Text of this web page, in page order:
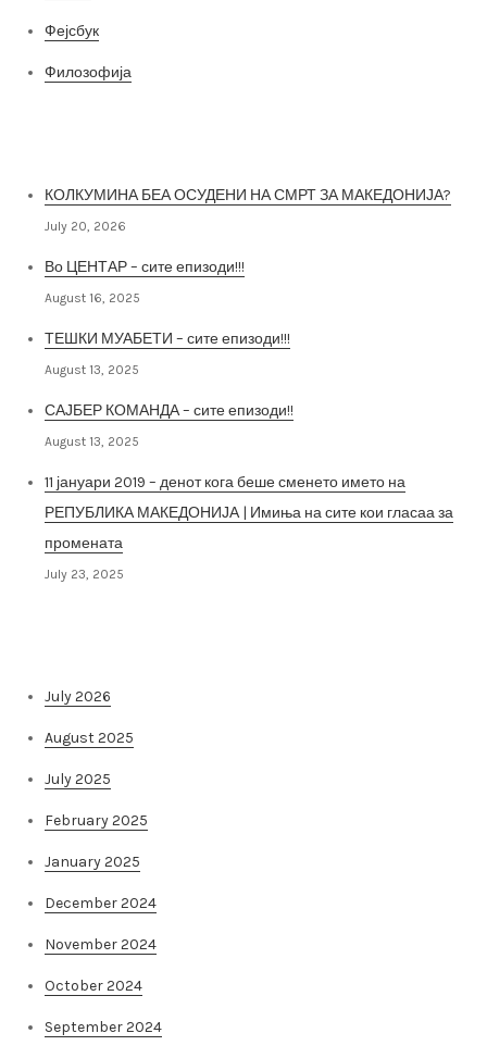
Фејсбук
Филозофија
КОЛКУМИНА БЕА ОСУДЕНИ НА СМРТ ЗА МАКЕДОНИЈА?
July 20, 2026
Во ЦЕНТАР – сите епизоди!!!
August 16, 2025
ТЕШКИ МУАБЕТИ – сите епизоди!!!
August 13, 2025
САЈБЕР КОМАНДА – сите епизоди!!
August 13, 2025
11 јануари 2019 – денот кога беше сменето името на
РЕПУБЛИКА МАКЕДОНИЈА | Имиња на сите кои гласаа за
промената
July 23, 2025
July 2026
August 2025
July 2025
February 2025
January 2025
December 2024
November 2024
October 2024
September 2024